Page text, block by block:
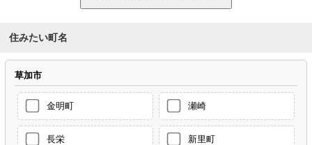
住みたい町名
草加市
金明町 瀬崎
長栄 新里町